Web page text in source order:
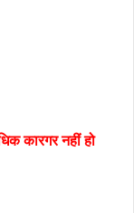
कारगर नहीं हो